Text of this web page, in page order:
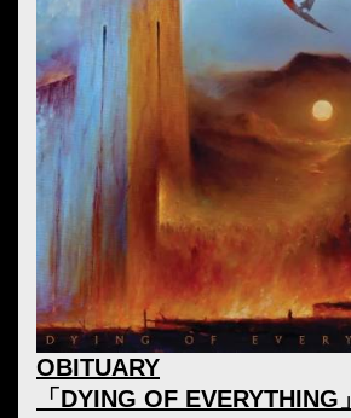
OBITUARY
「DYING OF EVERYTHING」